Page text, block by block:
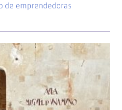
de emprendedoras